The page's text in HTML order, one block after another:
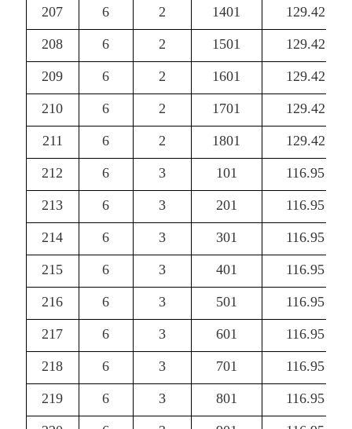
207 6 2 1401 129.42
208 6 2 1501 129.42
209 6 2 1601 129.42
210 6 2 1701 129.42
211 6 2 1801 129.42
212 6 3 101 116.95
213 6 3 201 116.95
214 6 3 301 116.95
215 6 3 401 116.95
216 6 3 501 116.95
217 6 3 601 116.95
218 6 3 701 116.95
219 6 3 801 116.95